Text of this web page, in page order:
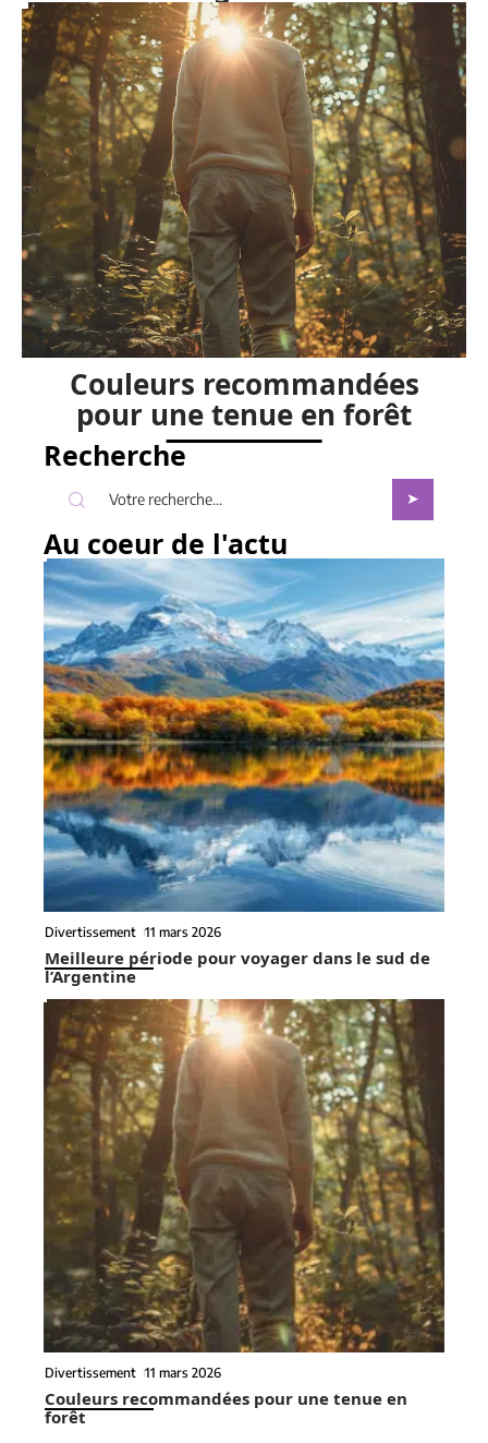
Couleurs recommandées
pour une tenue en forêt
Recherche
Au coeur de l'actu
Divertissement 11 mars 2026
Meilleure période pour voyager dans le sud de
l’Argentine
Divertissement 11 mars 2026
Couleurs recommandées pour une tenue en
forêt